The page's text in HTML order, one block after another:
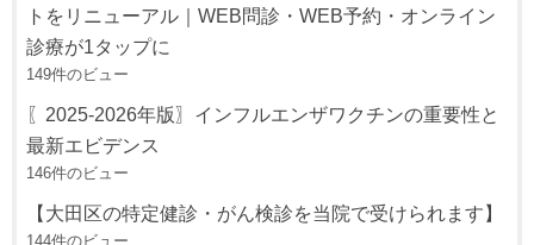
トをリニューアル｜WEB問診・WEB予約・オンライン
診療が1タップに
149件のビュー
〖2025-2026年版〗インフルエンザワクチンの重要性と
最新エビデンス
146件のビュー
【大田区の特定健診・がん検診を当院で受けられます】
144件のビュー